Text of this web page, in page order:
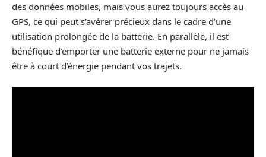
des données mobiles, mais vous aurez toujours accès au
GPS, ce qui peut s’avérer précieux dans le cadre d’une
utilisation prolongée de la batterie. En parallèle, il est
bénéfique d’emporter une batterie externe pour ne jamais
être à court d’énergie pendant vos trajets.